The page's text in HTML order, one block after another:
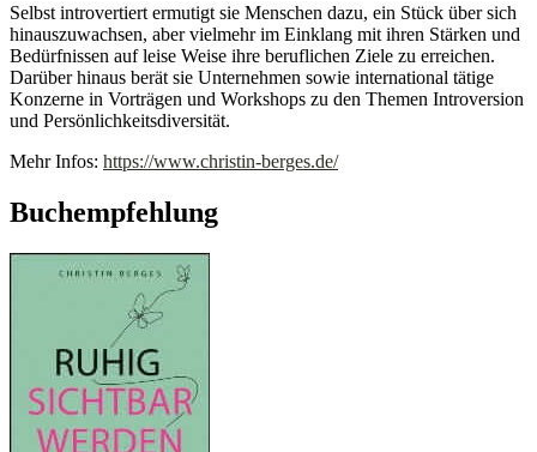
Selbst introvertiert ermutigt sie Menschen dazu, ein Stück über sich
hinauszuwachsen, aber vielmehr im Einklang mit ihren Stärken und
Bedürfnissen auf leise Weise ihre beruflichen Ziele zu erreichen.
Darüber hinaus berät sie Unternehmen sowie international tätige
Konzerne in Vorträgen und Workshops zu den Themen Introversion
und Persönlichkeitsdiversität.
Mehr Infos: https://www.christin-berges.de/
Buchempfehlung